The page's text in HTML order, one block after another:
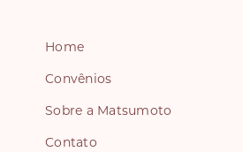
Home
Convênios
Sobre a Matsumoto
Contato